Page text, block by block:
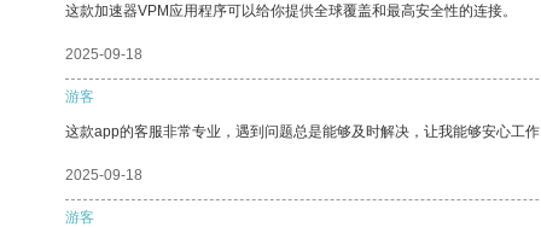
这款加速器VPM应用程序可以给你提供全球覆盖和最高安全性的连接。
2025-09-18
游客
这款app的客服非常专业，遇到问题总是能够及时解决，让我能够安心工
2025-09-18
游客